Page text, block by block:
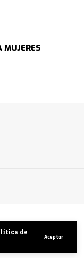
de
Aceptar
MUJERES